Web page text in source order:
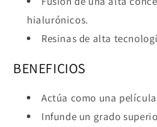
hialurónicos.
Resinas de alta
BENEFICIOS
Actúa como una
Infunde un grado